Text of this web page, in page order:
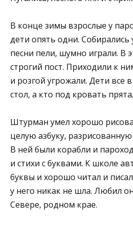
В конце зимы взрослые у
дети опять одни. Собирались
песни пели, шумно играли. В
строгий пост. Приходили к
и розгой угрожали. Дети все
стол, а кто под кровать
Штурман умел хорошо
целую азбуку,
В ней были корабли и
и стихи с буквами. К школе
буквы и хорошо читал и
у него никак не шла. Любил
Севере, родном крае.